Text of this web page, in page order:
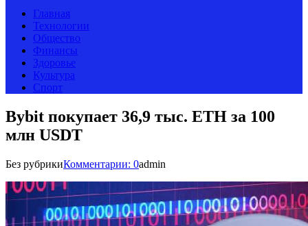
Главная
Технологии
Общество
Финансы
Здоровье
Культура
Спорт
Bybit покупает 36,9 тыс. ETH за 100
млн USDT
Без рубрикиКомментарии: 0admin